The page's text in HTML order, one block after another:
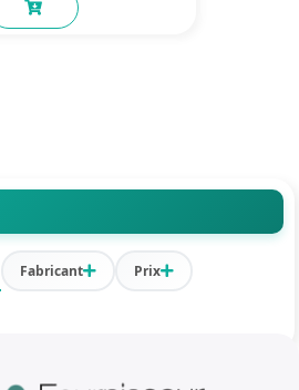
Fabricant Prix